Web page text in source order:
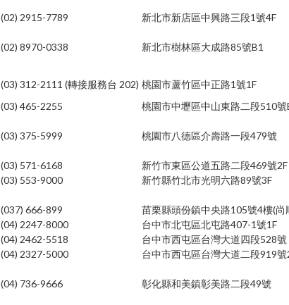
(02) 2915-7789 新北市新店區中興路三段1號4F
(02) 8970-0338 新北市樹林區大成路85號B1
(03) 312-2111 (轉接服務台 202) 桃園市蘆竹區中正路1號1F
(03) 465-2255 桃園市中壢區中山東路二段510號
(03) 375-5999 桃園市八德區介壽路一段479號
(03) 571-6168 新竹市東區公道五路二段469號2F
(03) 553-9000 新竹縣竹北市光明六路89號3F
(037) 666-899 苗栗縣頭份鎮中央路105號4樓(尚
(04) 2247-8000 台中市北屯區北屯路407-1號1F
(04) 2462-5518 台中市西屯區台灣大道四段528號
(04) 2327-5000 台中市西屯區台灣大道二段919號
(04) 736-9666 彰化縣和美鎮彰美路二段49號